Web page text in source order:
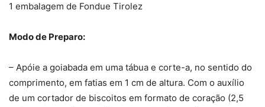
1 embalagem de Fondue Tirolez
Modo de Preparo:
– Apóie a goiabada em uma tábua e corte-a, no sentido do
comprimento, em fatias em 1 cm de altura. Com o auxílio
de um cortador de biscoitos em formato de coração (2,5